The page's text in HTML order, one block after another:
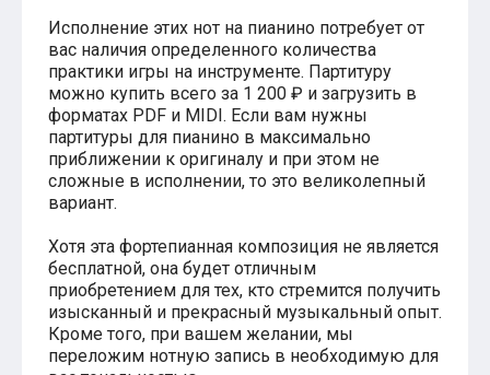
Ла ла Ленд
Ромео и Джульетта (1968)
Бумер
Аладдин (2019)
Король лев (2019)
Брат-2
Властелин колец: Братство Кольца
Гордость и предубеждение
Классическая музыка
Времена года - Вивальди
Времена года - Чайковский
Сонаты Бетховена
Ноты для вальса
Из мультфильмов
Король лев
Холодное сердце
Исполнение этих нот на пианино потребует от
вас наличия определенного количества
практики игры на инструменте. Партитуру
можно купить всего за 1 200 ₽ и загрузить в
форматах PDF и MIDI. Если вам нужны
партитуры для пианино в максимально
приближении к оригиналу и при этом не
сложные в исполнении, то это великолепный
вариант.
Хотя эта фортепианная композиция не является
бесплатной, она будет отличным
приобретением для тех, кто стремится получить
изысканный и прекрасный музыкальный опыт.
Кроме того, при вашем желании, мы
переложим нотную запись в необходимую для